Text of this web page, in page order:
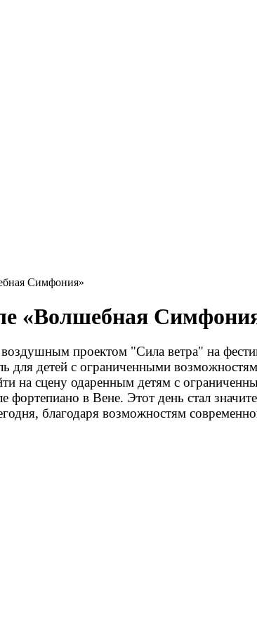
Симфония»
«Волшебная
проектом "Сила ветра" на
для детей с ограниченными
на сцену одаренным детям с
фортепиано в Вене. Этот день стал
благодаря возможностям